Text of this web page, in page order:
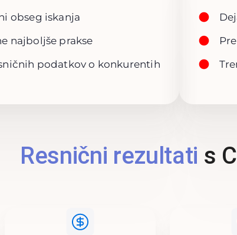
obseg iskanja
najboljše prakse
podatkov o konkurentih
Resnični rezultati s